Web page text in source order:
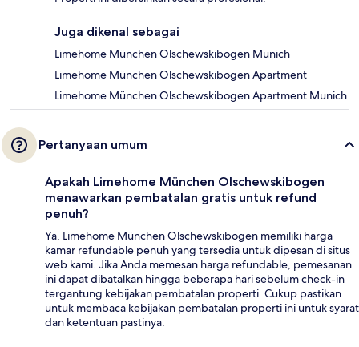
Juga dikenal sebagai
Limehome München Olschewskibogen Munich
Limehome München Olschewskibogen Apartment
Limehome München Olschewskibogen Apartment Munich
Pertanyaan umum
Apakah Limehome München Olschewskibogen
menawarkan pembatalan gratis untuk refund
penuh?
Ya, Limehome München Olschewskibogen memiliki harga
kamar refundable penuh yang tersedia untuk dipesan di situs
web kami. Jika Anda memesan harga refundable, pemesanan
ini dapat dibatalkan hingga beberapa hari sebelum check-in
tergantung kebijakan pembatalan properti. Cukup pastikan
untuk membaca kebijakan pembatalan properti ini untuk syarat
dan ketentuan pastinya.